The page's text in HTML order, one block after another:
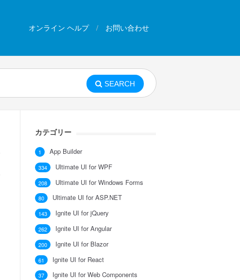
オンライン ヘルプ お問い合わせ
SEARCH
カテゴリー
App Builder
1
Ultimate UI for WPF
334
Ultimate UI for Windows Forms
208
Ultimate UI for ASP.NET
80
Ignite UI for jQuery
143
Ignite UI for Angular
262
Ignite UI for Blazor
200
Ignite UI for React
61
Ignite UI for Web Components
37